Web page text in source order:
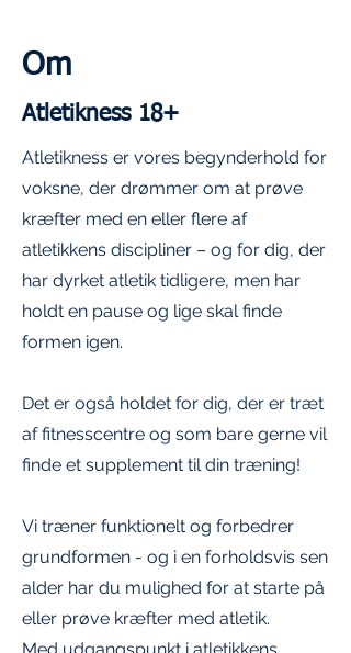
Om
Atletikness 18+
Atletikness er vores begynderhold for
voksne, der drømmer om at prøve
kræfter med en eller flere af
atletikkens discipliner – og for dig, der
har dyrket atletik tidligere, men har
holdt en pause og lige skal finde
formen igen.
Det er også holdet for dig, der er træt
af fitnesscentre og som bare gerne vil
finde et supplement til din træning!
Vi træner funktionelt og forbedrer
grundformen - og i en forholdsvis sen
alder har du mulighed for at starte på
eller prøve kræfter med atletik.